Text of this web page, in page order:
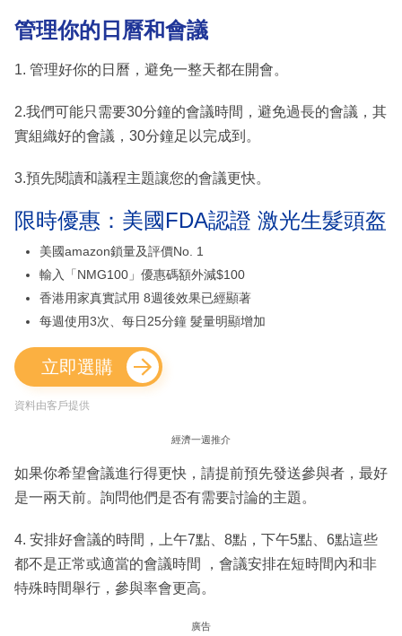
管理你的日曆和會議
1. 管理好你的日曆，避免一整天都在開會。
2.我們可能只需要30分鐘的會議時間，避免過長的會議，其
實組織好的會議，30分鐘足以完成到。
3.預先閱讀和議程主題讓您的會議更快。
限時優惠：美國FDA認證 激光生髮頭盔
美國amazon鎖量及評價No. 1
輸入「NMG100」優惠碼額外減$100
香港用家真實試用 8週後效果已經顯著
每週使用3次、每日25分鐘 髮量明顯增加
立即選購
資料由客戶提供
經濟一週推介
如果你希望會議進行得更快，請提前預先發送參與者，最好
是一兩天前。詢問他們是否有需要討論的主題。
4. 安排好會議的時間，上午7點、8點，下午5點、6點這些
都不是正常或適當的會議時間 ，會議安排在短時間內和非
特殊時間舉行，參與率會更高。
廣告